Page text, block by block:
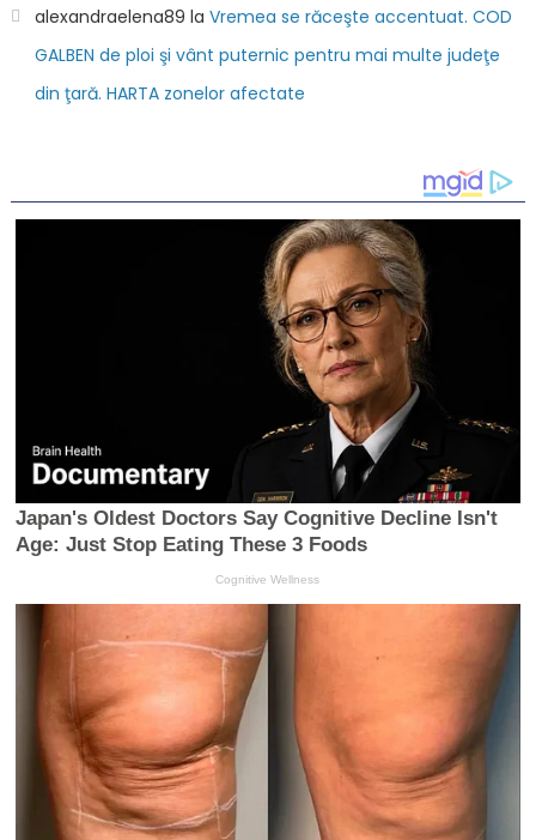
alexandraelena89 la Vremea se răceşte accentuat. COD
GALBEN de ploi şi vânt puternic pentru mai multe judeţe
din ţară. HARTA zonelor afectate